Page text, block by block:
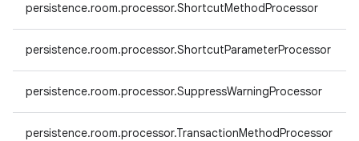
persistence.room.processor.ShortcutMethodProcessor
persistence.room.processor.ShortcutParameterProcessor
persistence.room.processor.SuppressWarningProcessor
persistence.room.processor.TransactionMethodProcessor